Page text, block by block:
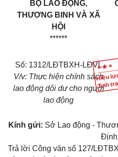
Hiệu
Tình
BỘ LAO ĐỘNG,
THƯƠNG BINH VÀ XÃ
HỘI
******
Số: 1312/LĐTBXH-LĐVL
V/v: Thực hiện chính sách
lao động dôi dư cho người
lao động
Kính gửi: Sở Lao động -
Định
Trả lời Công văn số 127/